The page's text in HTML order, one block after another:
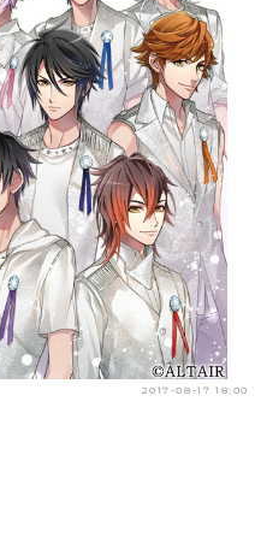
声優記事一覧
実写化映画一覧
夏アニメ
冬アニメ
2017-08-17 18:00